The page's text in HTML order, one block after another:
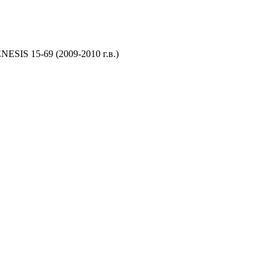
15-69 (2009-2010 г.в.)